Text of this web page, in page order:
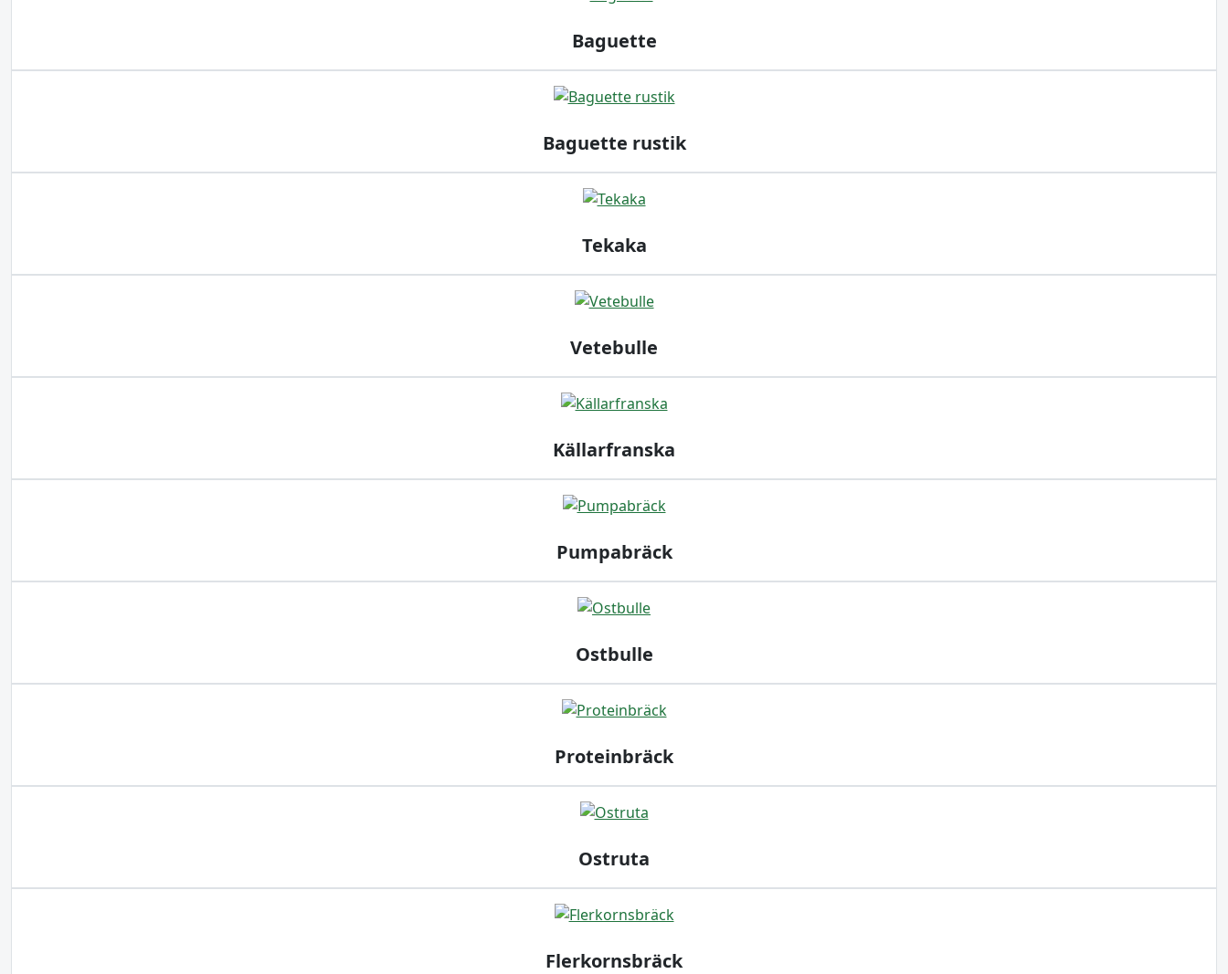
Baguette
Baguette rustik
Tekaka
Vetebulle
Källarfranska
Pumpabräck
Ostbulle
Proteinbräck
Ostruta
Flerkornsbräck